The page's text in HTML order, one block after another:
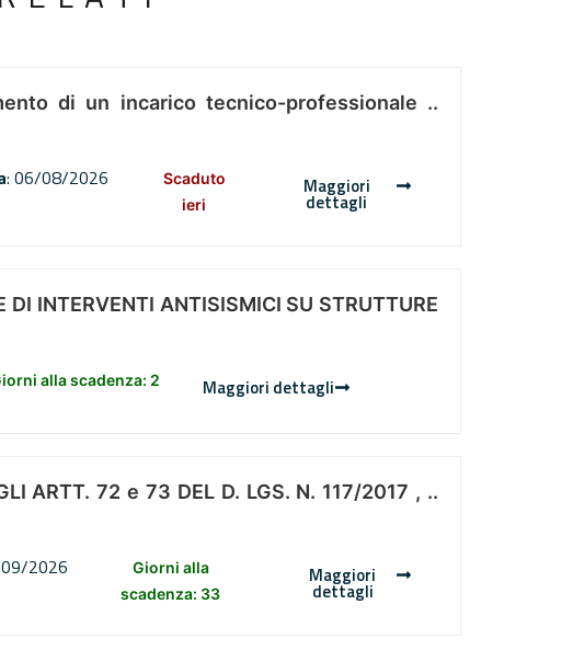
di un incarico tecnico-professionale ..
: 06/08/2026
Scaduto
ieri
Maggiori
dettagli
DI INTERVENTI ANTISISMICI SU STRUTTURE
alla scadenza: 2 Maggiori dettagli
ARTT. 72 e 73 DEL D. LGS. N. 117/2017 , ..
2026
Giorni alla
scadenza: 33
Maggiori
dettagli